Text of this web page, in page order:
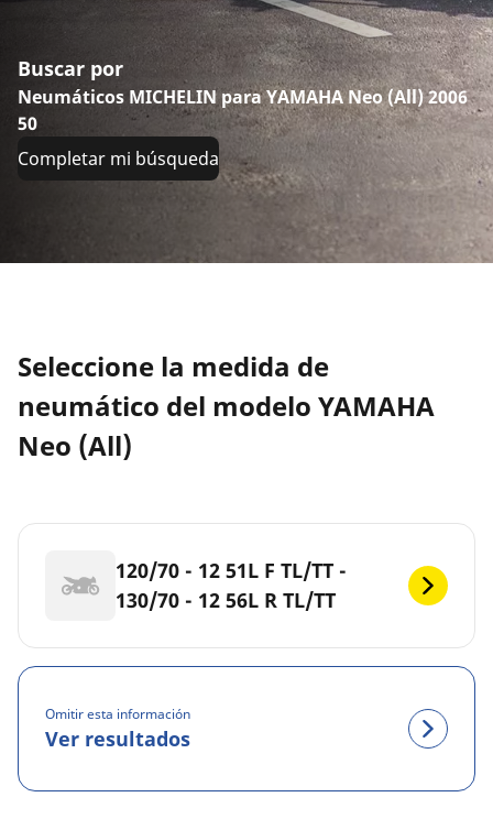
Buscar por
Neumáticos MICHELIN para YAMAHA Neo (All) 2006
50
Completar mi búsqueda
Seleccione la medida de
neumático del modelo YAMAHA
Neo (All)
120/70 - 12 51L F TL/TT -
130/70 - 12 56L R TL/TT
Omitir esta información
Ver resultados